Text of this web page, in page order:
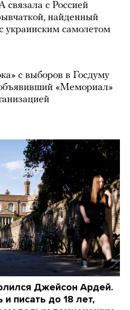
связала с Россией
найденный
украинским самолетом
с выборов в Госдуму
«Мемориал»
Джейсон Ардей.
писать до 18 лет,